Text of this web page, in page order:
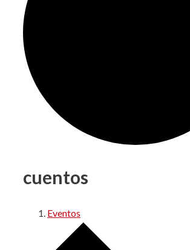
cuentos
Eventos